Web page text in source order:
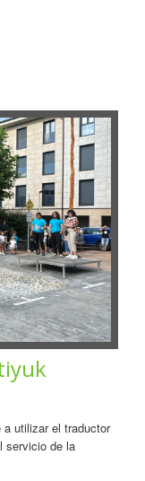
utilizar el traductor
servicio de la